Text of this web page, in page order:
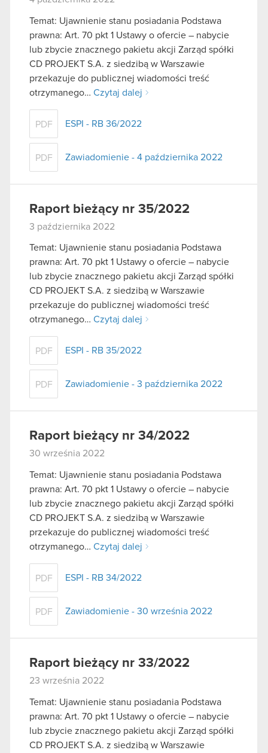
Temat: Ujawnienie stanu posiadania Podstawa
prawna: Art. 70 pkt 1 Ustawy o ofercie – nabycie
lub zbycie znacznego pakietu akcji Zarząd spółki
CD PROJEKT S.A. z siedzibą w Warszawie
przekazuje do publicznej wiadomości treść
otrzymanego… Czytaj dalej
PDF ESPI - RB 36/2022
PDF Zawiadomienie - 4 października 2022
Raport bieżący nr 35/2022
3 października 2022
Temat: Ujawnienie stanu posiadania Podstawa
prawna: Art. 70 pkt 1 Ustawy o ofercie – nabycie
lub zbycie znacznego pakietu akcji Zarząd spółki
CD PROJEKT S.A. z siedzibą w Warszawie
przekazuje do publicznej wiadomości treść
otrzymanego… Czytaj dalej
PDF ESPI - RB 35/2022
PDF Zawiadomienie - 3 października 2022
Raport bieżący nr 34/2022
30 września 2022
Temat: Ujawnienie stanu posiadania Podstawa
prawna: Art. 70 pkt 1 Ustawy o ofercie – nabycie
lub zbycie znacznego pakietu akcji Zarząd spółki
CD PROJEKT S.A. z siedzibą w Warszawie
przekazuje do publicznej wiadomości treść
otrzymanego… Czytaj dalej
PDF ESPI - RB 34/2022
PDF Zawiadomienie - 30 września 2022
Raport bieżący nr 33/2022
23 września 2022
Temat: Ujawnienie stanu posiadania Podstawa
prawna: Art. 70 pkt 1 Ustawy o ofercie – nabycie
lub zbycie znacznego pakietu akcji Zarząd spółki
CD PROJEKT S.A. z siedzibą w Warszawie